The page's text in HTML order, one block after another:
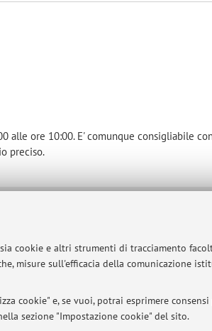
cookie e altri strumenti di tracciamento
misure sull'efficacia della comunicazione
cookie" e, se vuoi, potrai esprimere
sezione "Impostazione cookie" del sito.
alle ore 10:00. E' comunque consigliabile
preciso.
33 - 40126 Bologna - Partita IVA: